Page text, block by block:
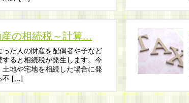
の相続税～計算...
った人の財産を配偶者や子など
すると相続税が発生します。今
土地や宅地を相続した場合に発
不 […]